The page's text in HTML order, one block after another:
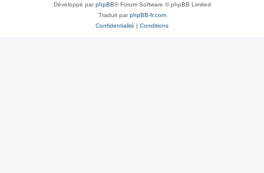
Développé parphpBB® Forum Software © phpBB Limited
Traduit parphpBB-fr.com
Confidentialité | Conditions